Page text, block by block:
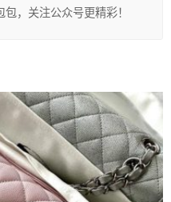
，关注公众号更精彩！